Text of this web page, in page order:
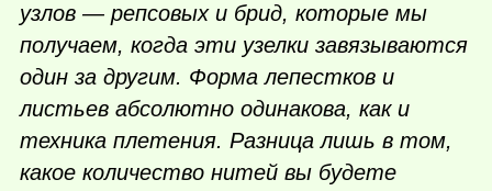
узлов — репсовых и брид, которые мы
получаем, когда эти узелки завязываются
один за другим. Форма лепестков и
листьев абсолютно одинакова, как и
техника плетения. Разница лишь в том,
какое количество нитей вы будете